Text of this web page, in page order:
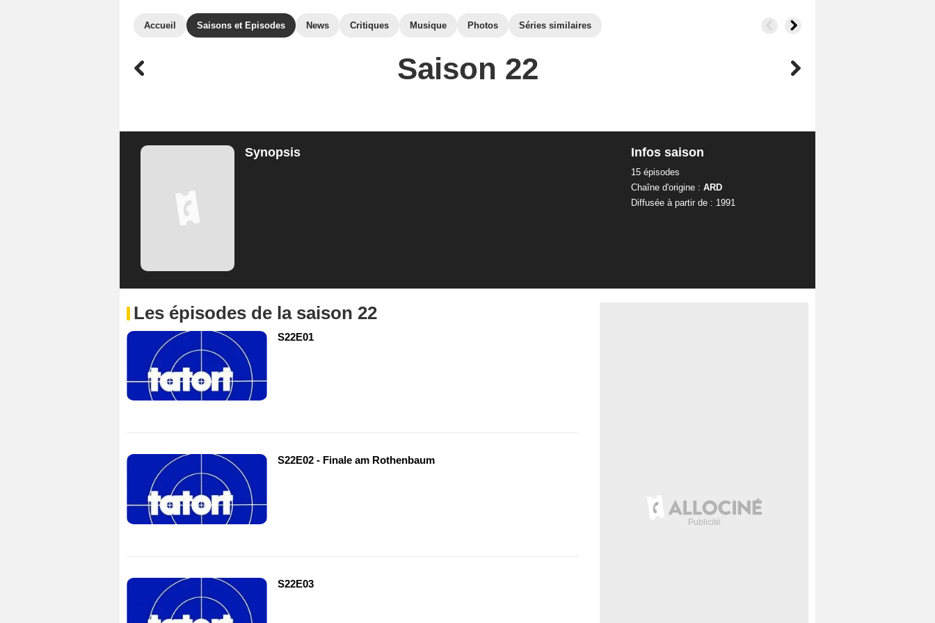
Accueil Saisons et Episodes News Critiques Musique Photos Séries similaires
Saison 22
Synopsis Infos saison
15 épisodes
Chaîne d'origine : ARD
Diffusée à partir de : 1991
Les épisodes de la saison 22
S22E01
S22E02 - Finale am Rothenbaum
S22E03